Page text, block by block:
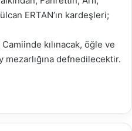
ERTAN’ın kardeşleri;
kılınacak, öğle ve
mezarlığına defnedilecektir.